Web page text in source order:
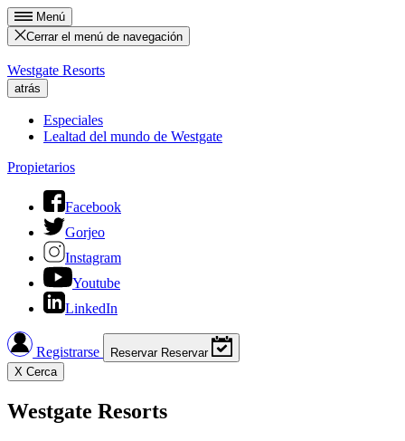
Menú
Cerrar el menú de navegación
Westgate Resorts
atrás
Especiales
Lealtad del mundo de Westgate
Propietarios
Facebook
Gorjeo
Instagram
Youtube
LinkedIn
Registrarse Reservar Reservar
X Cerca
Westgate Resorts